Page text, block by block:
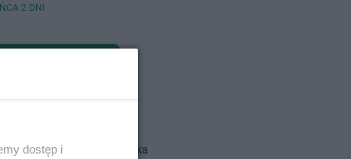
2 DNI
Action gazetka
dostęp i